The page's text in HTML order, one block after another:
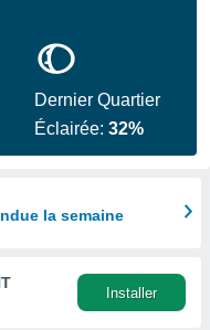
Dernier Quartier
Éclairée:32%
la semaine
Installer